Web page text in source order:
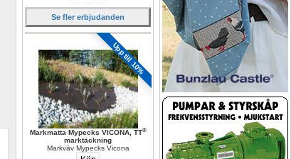
Se fler erbjudanden
Upp till 10%
Markmatta Mypecks VICONA, TT®
marktäckning
Markväv Mypecks Vicona